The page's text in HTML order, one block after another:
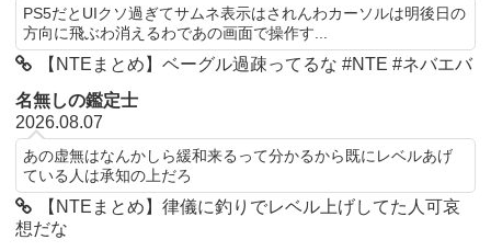
PS5だとUIクソ過ぎてサムネ表示はされんわカーソルは明後日の
方向に飛ぶわ消えるわであの画面で操作す...
【NTEまとめ】ベーグル過疎ってるな #NTE #ネバエバ
名無しの鑑定士
2026.08.07
あの虚無はなんかしら緩和来るって分かるから既にレベルあげ
ている人は承知の上だろ
【NTEまとめ】律儀に釣りでレベル上げしてた人可哀
想だな